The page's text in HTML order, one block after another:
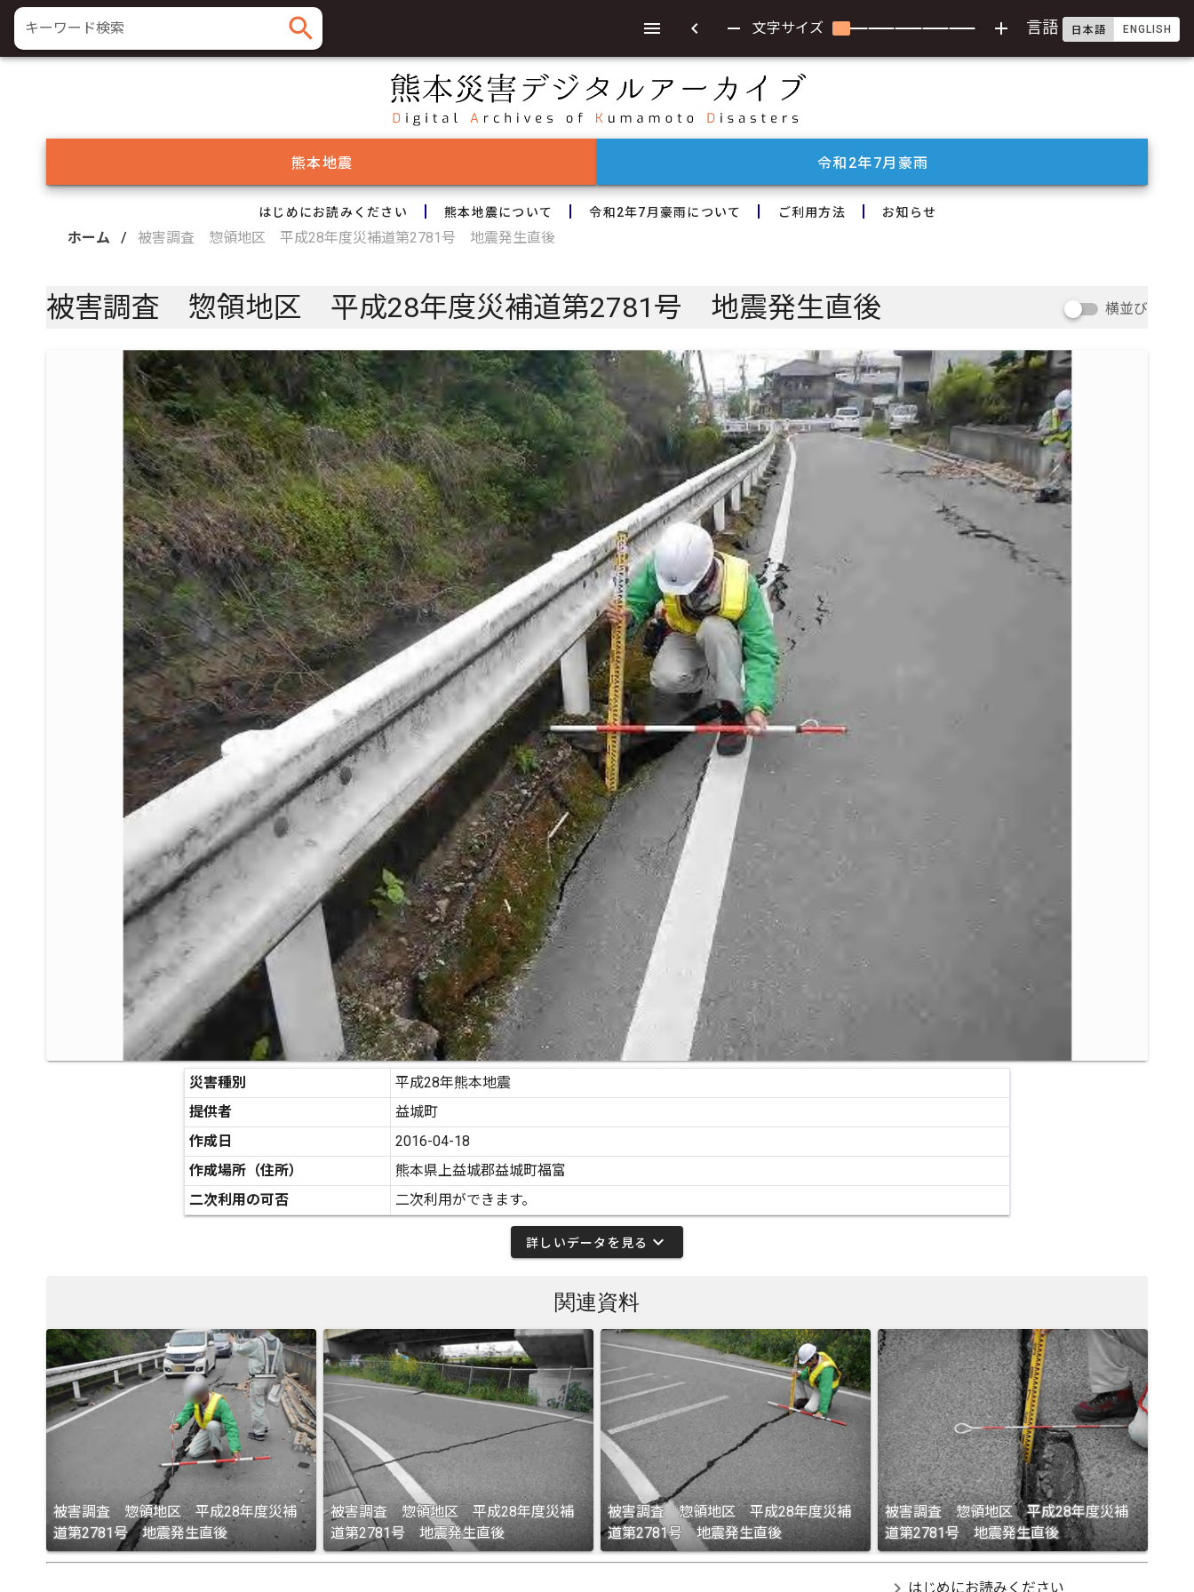
キーワード検索 search chevron_left remove 文字サイズ add 言語 日本語 ENGLISH
熊本地震 令和2年7月豪雨
はじめにお読みください 熊本地震について 令和2年7月豪雨について ご利用方法 お知らせ
ホーム / 被害調査 惣領地区 平成28年度災補道第2781号 地震発生直後
被害調査 惣領地区 平成28年度災補道第2781号 地震発生直後 横並び
災害種別
平成28年熊本地震
提供者
益城町
作成日
2016-04-18
作成場所（住所）
熊本県上益城郡益城町福富
二次利用の可否
二次利用ができます。
詳しいデータを見る expand_more
関連資料
被害調査 惣領地区 平成28年度災補
道第2781号 地震発生直後
被害調査 惣領地区 平成28年度災補
道第2781号 地震発生直後
被害調査 惣領地区 平成28年度災補
道第2781号 地震発生直後
被害調査 惣領地区 平成28年度災補
道第2781号 地震発生直後
はじめにお読みください